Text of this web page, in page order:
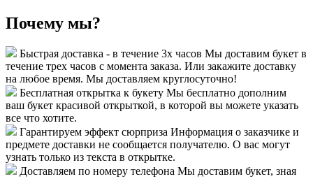
Почему мы?
Быстрая доставка - в течение 3х часов Мы доставим букет в
течение трех часов с момента заказа. Или закажите доставку
на любое время. Мы доставляем круглосуточно!
Бесплатная открытка к букету Мы бесплатно дополним
ваш букет красивой открыткой, в которой вы можете указать
все что хотите.
Гарантируем эффект сюрприза Информация о заказчике и
предмете доставки не сообщается получателю. О вас могут
узнать только из текста в открытке.
Доставляем по номеру телефона Мы доставим букет, зная